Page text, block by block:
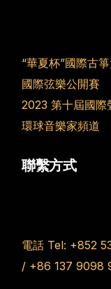
“華夏杯”國際古
國際弦樂公開賽
2023 第十屆國際
環球音樂家頻道
聯繫方式
電話 Tel: +852
/ +86 137 9098